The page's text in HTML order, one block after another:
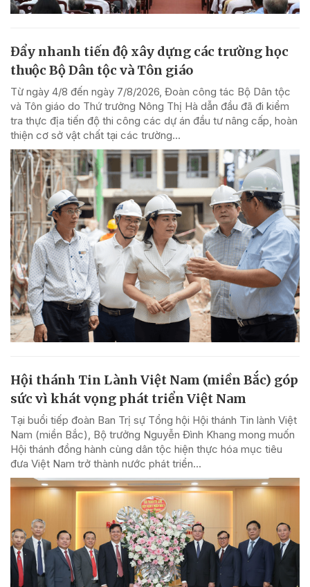
Đẩy nhanh tiến độ xây dựng các trường học
thuộc Bộ Dân tộc và Tôn giáo
Từ ngày 4/8 đến ngày 7/8/2026, Đoàn công tác Bộ Dân tộc
và Tôn giáo do Thứ trưởng Nông Thị Hà dẫn đầu đã đi kiểm
tra thực địa tiến độ thi công các dự án đầu tư nâng cấp, hoàn
thiện cơ sở vật chất tại các trường...
Hội thánh Tin Lành Việt Nam (miền Bắc) góp
sức vì khát vọng phát triển Việt Nam
Tại buổi tiếp đoàn Ban Trị sự Tổng hội Hội thánh Tin lành Việt
Nam (miền Bắc), Bộ trưởng Nguyễn Đình Khang mong muốn
Hội thánh đồng hành cùng dân tộc hiện thực hóa mục tiêu
đưa Việt Nam trở thành nước phát triển...